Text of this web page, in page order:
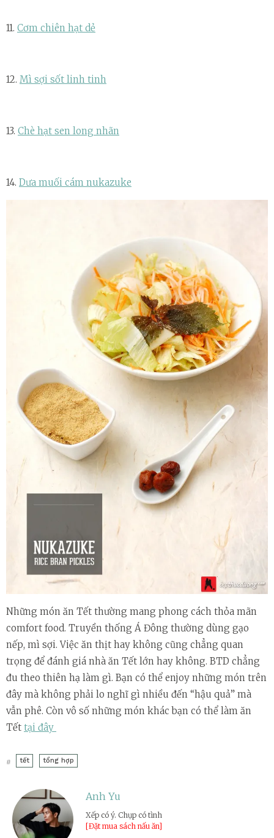
11. Cơm chiên hạt dẻ
12. Mì sợi sốt linh tinh
13. Chè hạt sen long nhãn
14. Dưa muối cám nukazuke
Những món ăn Tết thường mang phong cách thỏa mãn
comfort food. Truyền thống Á Đông thường dùng gạo
nếp, mì sợi. Việc ăn thịt hay không cũng chẳng quan
trọng để đánh giá nhà ăn Tết lớn hay không. BTD chẳng
đu theo thiên hạ làm gì. Bạn có thể enjoy những món trên
đây mà không phải lo nghĩ gì nhiều đến “hậu quả” mà
vẫn phê. Còn vô số những món khác bạn có thể làm ăn
Tết tại đây
# tết tổng hợp
Anh Yu
Xếp có ý. Chụp có tình
[Đặt mua sách nấu ăn]